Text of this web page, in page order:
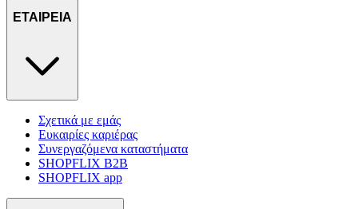
ΕΤΑΙΡΕΙΑ
Σχετικά με εμάς
Ευκαιρίες καριέρας
Συνεργαζόμενα καταστήματα
SHOPFLIX B2B
SHOPFLIX app